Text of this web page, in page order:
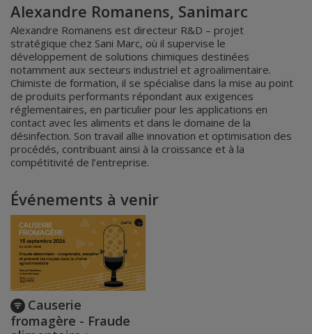
Alexandre Romanens, Sanimarc
Alexandre Romanens est directeur R&D – projet
stratégique chez Sani Marc, où il supervise le
développement de solutions chimiques destinées
notamment aux secteurs industriel et agroalimentaire.
Chimiste de formation, il se spécialise dans la mise au point
de produits performants répondant aux exigences
réglementaires, en particulier pour les applications en
contact avec les aliments et dans le domaine de la
désinfection. Son travail allie innovation et optimisation des
procédés, contribuant ainsi à la croissance et à la
compétitivité de l’entreprise.
Événements à venir
Causerie
fromagère - Fraude